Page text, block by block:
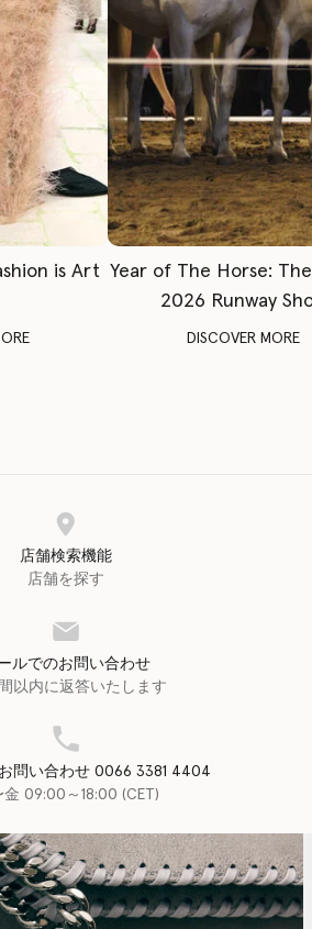
is Art Year of The Horse:
2026 Runway
DISCOVER MORE
店舗検索機能
店舗を探す
ルでのお問い合わせ
以内に返答いたします
問い合わせ 0066 3381 4404
金 09:00～18:00 (CET)